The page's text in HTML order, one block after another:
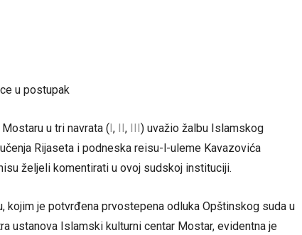
u postupak
u tri navrata (I, II, III) uvažio žalbu Islamskog
Rijaseta i podneska reisu-l-uleme Kavazovića
željeli komentirati u ovoj sudskoj instituciji.
kojim je potvrđena prvostepena odluka Opštinskog suda u
ustanova Islamski kulturni centar Mostar, evidentna je